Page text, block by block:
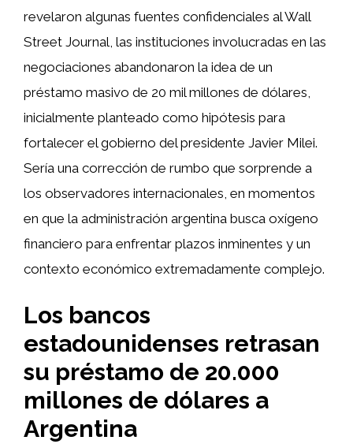
revelaron algunas fuentes confidenciales al Wall
Street Journal, las instituciones involucradas en las
negociaciones abandonaron la idea de un
préstamo masivo de 20 mil millones de dólares,
inicialmente planteado como hipótesis para
fortalecer el gobierno del presidente Javier Milei.
Sería una corrección de rumbo que sorprende a
los observadores internacionales, en momentos
en que la administración argentina busca oxígeno
financiero para enfrentar plazos inminentes y un
contexto económico extremadamente complejo.
Los bancos
estadounidenses retrasan
su préstamo de 20.000
millones de dólares a
Argentina